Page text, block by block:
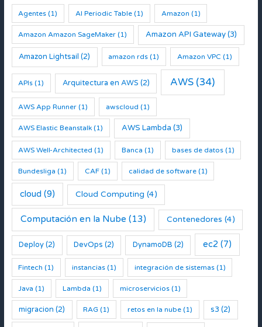
Agentes (1) AI Periodic Table (1) Amazon (1)
Amazon Amazon SageMaker (1) Amazon API Gateway(3)
Amazon Lightsail (2) amazon rds (1) Amazon VPC (1)
APIs (1) Arquitectura en AWS (2) AWS (34)
AWS App Runner (1) awscloud (1)
AWS Elastic Beanstalk (1) AWS Lambda (3)
AWS Well-Architected (1) Banca (1) bases de datos(1)
Bundesliga (1) CAF (1) calidad de software(1)
cloud (9) Cloud Computing (4)
Computación en la Nube (13) Contenedores (4)
Deploy(2) DevOps (2) DynamoDB (2) ec2 (7)
Fintech (1) instancias (1) integración de sistemas(1)
Java (1) Lambda (1) microservicios(1)
migracion (2) RAG (1) retos en la nube(1) s3 (2)